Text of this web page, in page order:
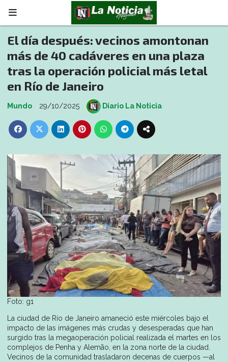
El día después: vecinos amontonan
más de 40 cadáveres en una plaza
tras la operación policial más letal
en Río de Janeiro
Mundo 29/10/2025 Diario La Noticia
Foto: g1
La ciudad de Río de Janeiro amaneció este miércoles bajo el
impacto de las imágenes más crudas y desesperadas que han
surgido tras la megaoperación policial realizada el martes en los
complejos de Penha y Alemão, en la zona norte de la ciudad.
Vecinos de la comunidad trasladaron decenas de cuerpos —al